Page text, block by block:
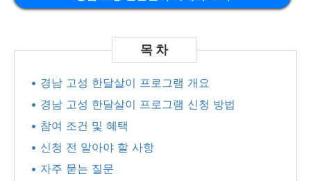
• 경남 고성 한달살이 프로그램 개요
• 경남 고성 한달살이 프로그램 신청 방법
• 참여 조건 및 혜택
• 신청 전 알아야 할 사항
• 자주 묻는 질문